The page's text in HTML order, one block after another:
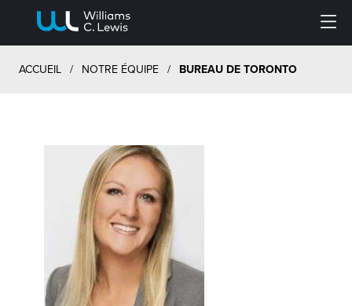
ACCUEIL / NOTRE ÉQUIPE / BUREAU DE TORONTO